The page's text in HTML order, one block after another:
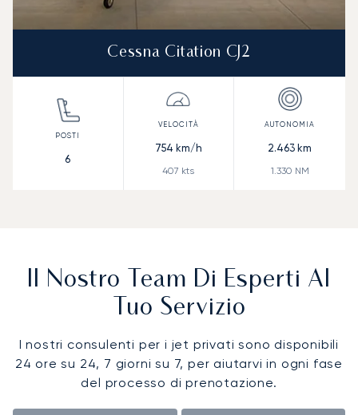
Cessna Citation CJ2
6
754 km/h
407 kts
2.463 km
1.330 NM
Il Nostro Team Di Esperti Al
Tuo Servizio
I nostri consulenti per i jet privati sono disponibili
24 ore su 24, 7 giorni su 7, per aiutarvi in ogni fase
del processo di prenotazione.